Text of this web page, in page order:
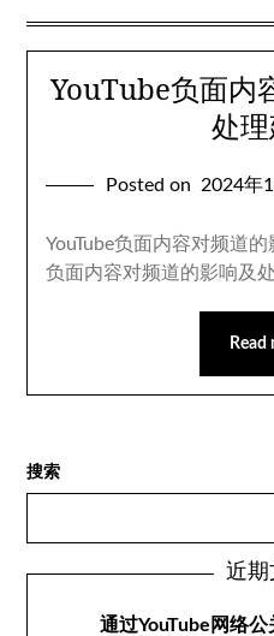
YouTube负面内
处
Posted on 2024年
YouTube负面内容对频道
负面内容对频道的影响及
Read
搜索
近期
通过YouTube网络